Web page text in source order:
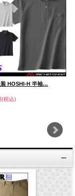
HOSHI-H 半袖…
(税込)